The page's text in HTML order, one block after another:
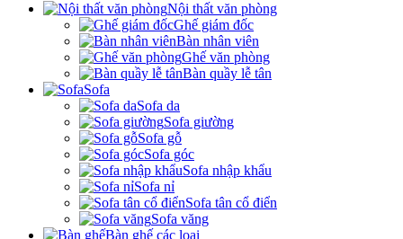
Nội thất văn phòng
Ghế giám đốc
Bàn nhân viên
Ghế văn phòng
Bàn quầy lễ tân
Sofa
Sofa da
Sofa giường
Sofa gỗ
Sofa góc
Sofa nhập khẩu
Sofa nỉ
Sofa tân cổ điển
Sofa văng
Bàn ghế các loại